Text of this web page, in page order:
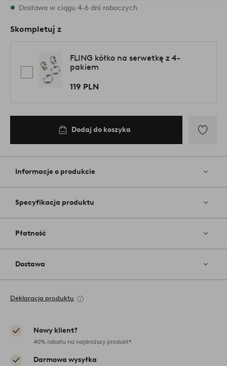
W magazynie
Dostawa w ciągu 4-6 dni roboczych
Skompletuj z
FLING kółko na serwetkę z 4-
pakiem
119 PLN
Dodaj do koszyka
do
Informacje o produkcie
Specyfikacja produktu
Płatność
Dostawa
Deklaracja produktu
Nowy klient?
40% rabatu na najdroższy produkt*
Darmowa wysyłka